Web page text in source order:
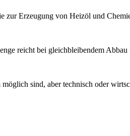
zur Erzeugung von Heizöl und
reicht bei gleichbleibendem Abbau
sind, aber technisch oder